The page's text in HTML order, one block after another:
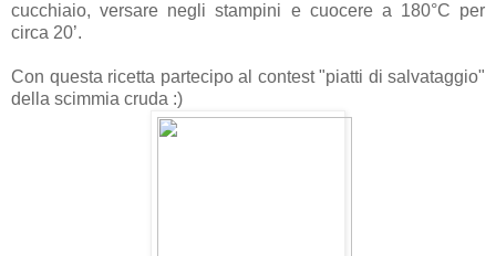
cucchiaio, versare negli stampini e cuocere a 180°C per
circa 20’.
Con questa ricetta partecipo al contest "piatti di salvataggio"
della scimmia cruda :)